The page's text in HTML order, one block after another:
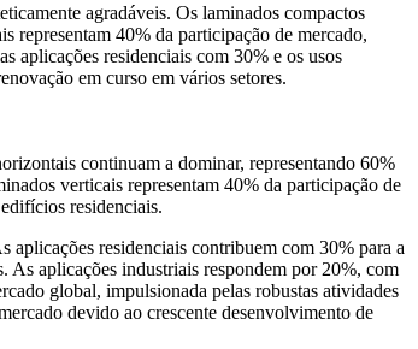
agradáveis. Os laminados compactos
representam 40% da participação de mercado,
aplicações residenciais com 30% e os usos
em curso em vários setores.
continuam a dominar, representando 60%
verticais representam 40% da participação de
residenciais.
aplicações residenciais contribuem com 30% para a
As aplicações industriais respondem por 20%, com
global, impulsionada pelas robustas atividades
devido ao crescente desenvolvimento de